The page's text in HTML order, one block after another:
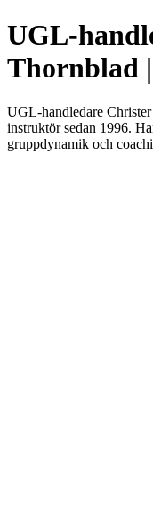
UGL-
Thornblad
UGL-handledare
instruktör sedan 1996.
gruppdynamik och